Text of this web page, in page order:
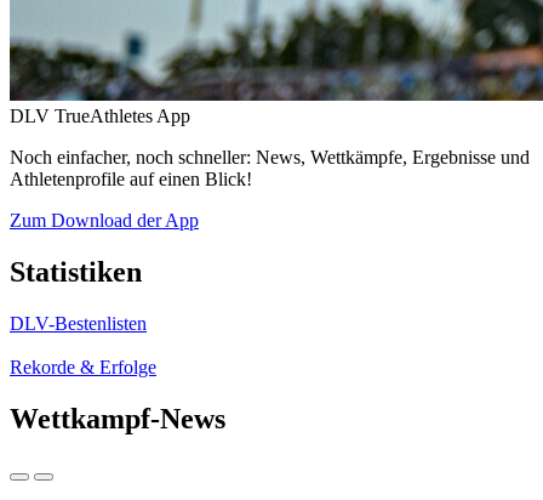
DLV TrueAthletes App
Noch einfacher, noch schneller: News, Wettkämpfe, Ergebnisse und
Athletenprofile auf einen Blick!
Zum Download der App
Statistiken
DLV-Bestenlisten
Rekorde & Erfolge
Wettkampf-News